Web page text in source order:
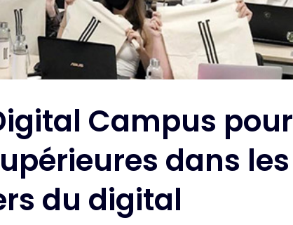
Campus pour
dans les
du digital